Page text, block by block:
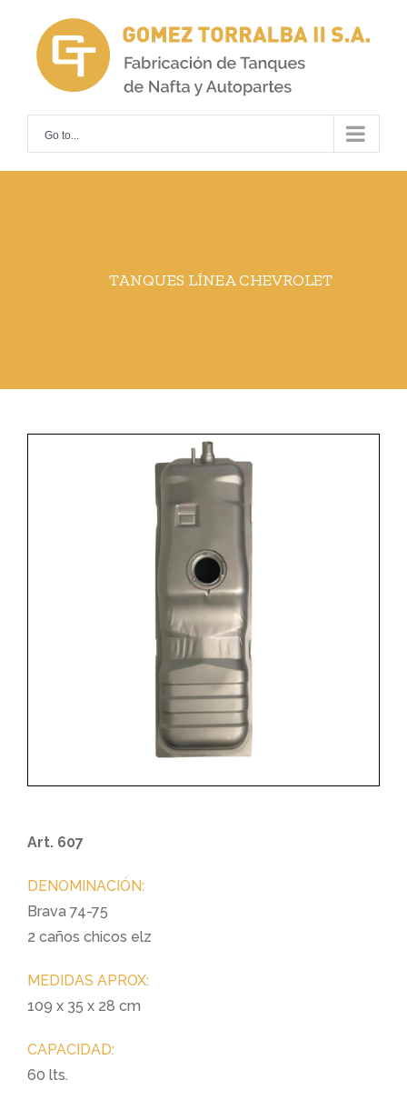
content
Go to...
TANQUES LÍNEA CHEVROLET
Art. 607
DENOMINACIÓN:
Brava 74-75
2 caños chicos elz
MEDIDAS APROX:
109 x 35 x 28 cm
CAPACIDAD:
60 lts.